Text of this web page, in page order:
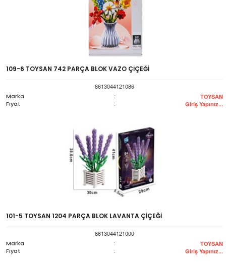
109-6 TOYSAN 742 PARÇA BLOK VAZO ÇİÇEĞİ
8613044121086
Marka
: TOYSAN
Fiyat : Giriş Yapınız...
101-5 TOYSAN 1204 PARÇA BLOK LAVANTA ÇİÇEĞİ
8613044121000
Marka
: TOYSAN
Fiyat : Giriş Yapınız...